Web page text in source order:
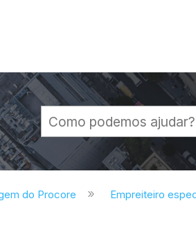
global
do Procore Empreiteiro